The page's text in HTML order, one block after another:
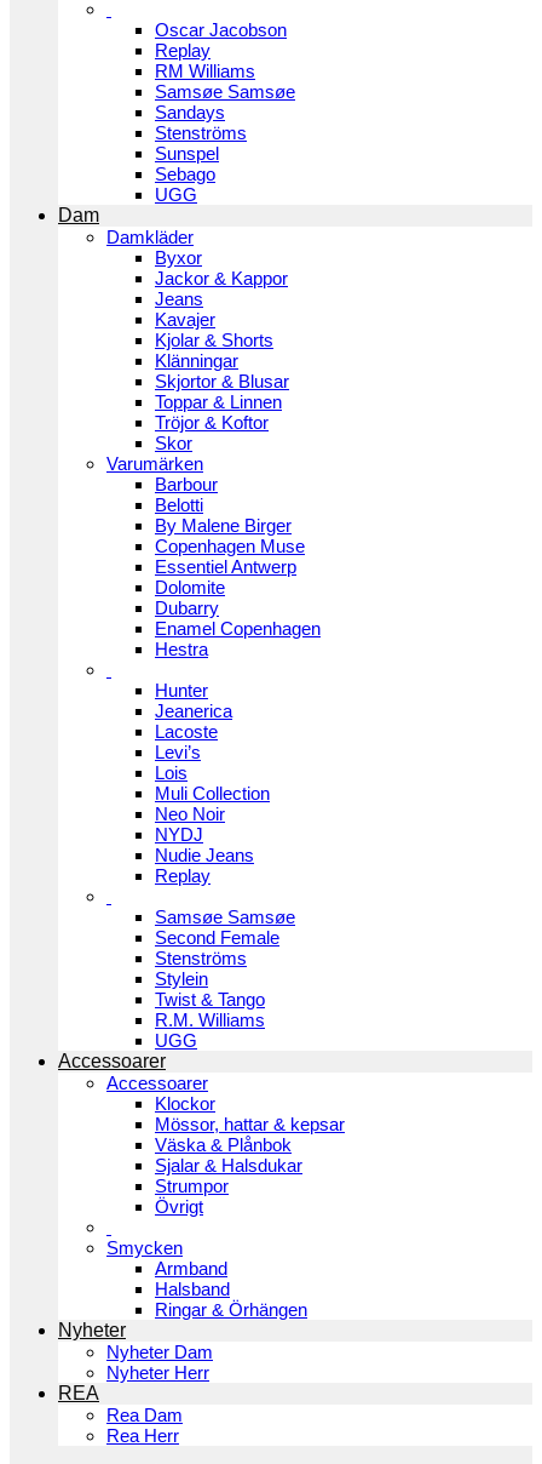
Oscar Jacobson
Replay
RM Williams
Samsøe Samsøe
Sandays
Stenströms
Sunspel
Sebago
UGG
Dam
Damkläder
Byxor
Jackor & Kappor
Jeans
Kavajer
Kjolar & Shorts
Klänningar
Skjortor & Blusar
Toppar & Linnen
Tröjor & Koftor
Skor
Varumärken
Barbour
Belotti
By Malene Birger
Copenhagen Muse
Essentiel Antwerp
Dolomite
Dubarry
Enamel Copenhagen
Hestra
Hunter
Jeanerica
Lacoste
Levi’s
Lois
Muli Collection
Neo Noir
NYDJ
Nudie Jeans
Replay
Samsøe Samsøe
Second Female
Stenströms
Stylein
Twist & Tango
R.M. Williams
UGG
Accessoarer
Accessoarer
Klockor
Mössor, hattar & kepsar
Väska & Plånbok
Sjalar & Halsdukar
Strumpor
Övrigt
Smycken
Armband
Halsband
Ringar & Örhängen
Nyheter
Nyheter Dam
Nyheter Herr
REA
Rea Dam
Rea Herr